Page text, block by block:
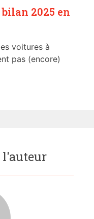
2025 en
voitures à
pas (encore)
l'auteur